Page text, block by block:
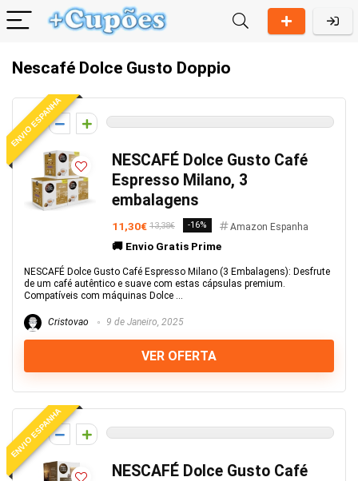
Nescafé Dolce Gusto Doppio
ENVIO ESPANHA
0
NESCAFÉ Dolce Gusto Café
Espresso Milano, 3
embalagens
11,30€ 13,38€ -16% Amazon Espanha
🚚 Envio Gratis Prime
NESCAFÉ Dolce Gusto Café Espresso Milano (3 Embalagens): Desfrute
de um café autêntico e suave com estas cápsulas premium.
Compatíveis com máquinas Dolce ...
Cristovao 9 de Janeiro, 2025
VER OFERTA
ENVIO ESPANHA
0
NESCAFÉ Dolce Gusto Café